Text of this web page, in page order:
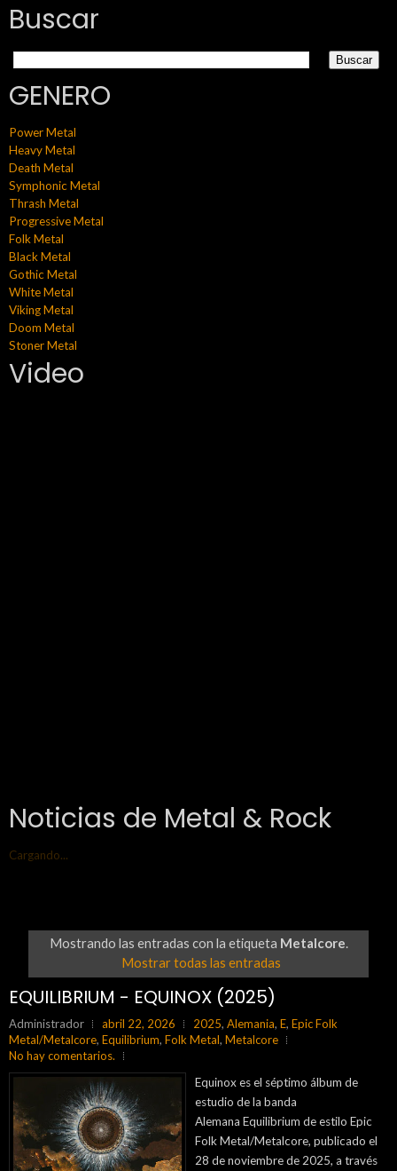
Buscar
GENERO
Power Metal
Heavy Metal
Death Metal
Symphonic Metal
Thrash Metal
Progressive Metal
Folk Metal
Black Metal
Gothic Metal
White Metal
Viking Metal
Doom Metal
Stoner Metal
Video
Noticias de Metal & Rock
Cargando...
Mostrando las entradas con la etiqueta Metalcore.
Mostrar todas las entradas
EQUILIBRIUM - EQUINOX (2025)
Administrador abril 22, 2026 2025, Alemania, E, Epic Folk
Metal/Metalcore, Equilibrium, Folk Metal, Metalcore
No hay comentarios.
Equinox es el séptimo álbum de
estudio de la banda
Alemana Equilibrium de estilo Epic
Folk Metal/Metalcore, publicado el
28 de noviembre de 2025, a través